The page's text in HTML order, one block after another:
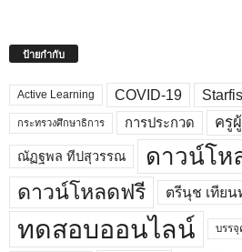
ป้ายกำกับ
Active Learning COVID-19
กระทรวงศึกษาธิการ การประกวด ครู
ณัฏฐพล ทีปสุวรรณ ดาวน์โห
ดาวน์โหลดฟรี ตรีนุช เทียน
ทดสอบออนไลน์ บรรจุ